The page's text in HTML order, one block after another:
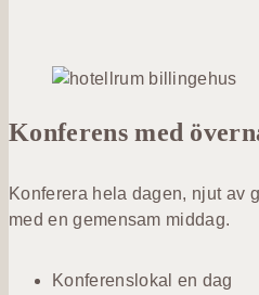
Konferens med
Konferera hela dagen, njut av
med en gemensam middag.
Konferenslokal en dag